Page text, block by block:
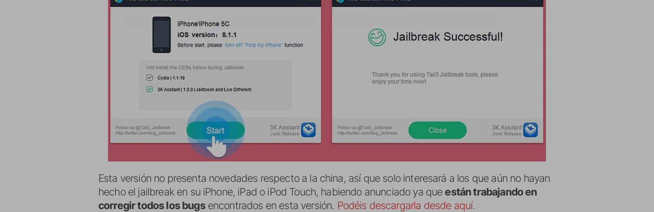
Esta versión no presenta novedades respecto a la china, así que solo interesará a los que aún no hayan
hecho el jailbreak en su iPhone, iPad o iPod Touch, habiendo anunciado ya que están trabajando en
corregir todos los bugsencontrados en esta versión. Podéis descargarla desde aquí.